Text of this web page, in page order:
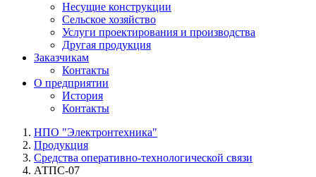
Несущие конструкции
Сельское хозяйство
Услуги проектирования и производства
Другая продукция
Заказчикам
Контакты
О предприятии
История
Контакты
НПО "Электронтехника"
Продукция
Средства оперативно-технологической связи
АТПС-07